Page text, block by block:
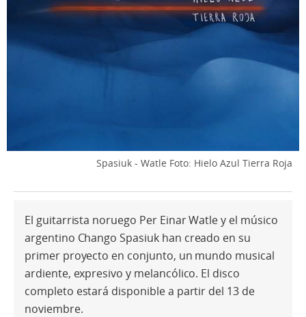
Spasiuk - Watle Foto: Hielo Azul Tierra Roja
El guitarrista noruego Per Einar Watle y el músico
argentino Chango Spasiuk han creado en su
primer proyecto en conjunto, un mundo musical
ardiente, expresivo y melancólico. El disco
completo estará disponible a partir del 13 de
noviembre.